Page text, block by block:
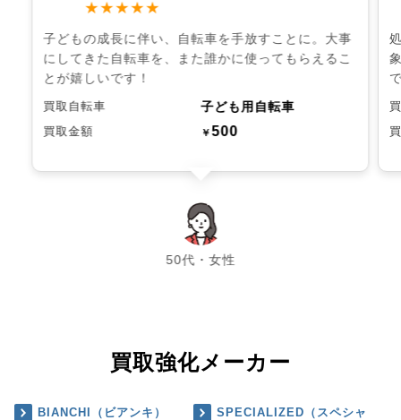
★★★★★
子どもの成長に伴い、自転車を手放すことに。大事
にしてきた自転車を、また誰かに使ってもらえるこ
とが嬉しいです！
買取自転車 子ども用自転車
買取金額 ￥500
50代・女性
chevron_left chevron_right
買取強化メーカー
BIANCHI（ビアンキ）
SPECIALIZED（スペシャ